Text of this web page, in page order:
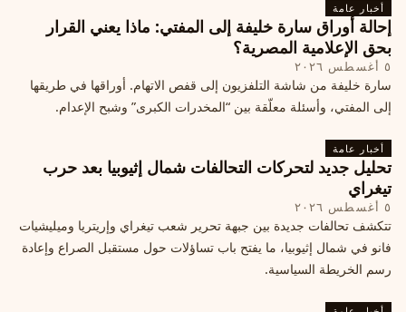
أخبار عامة
إحالة أوراق سارة خليفة إلى المفتي: ماذا يعني القرار
بحق الإعلامية المصرية؟
٥ أغسطس ٢٠٢٦
سارة خليفة من شاشة التلفزيون إلى قفص الاتهام. أوراقها في طريقها
إلى المفتي، وأسئلة معلّقة بين “المخدرات الكبرى” وشبح الإعدام.
أخبار عامة
تحليل جديد لتحركات التحالفات شمال إثيوبيا بعد حرب
تيغراي
٥ أغسطس ٢٠٢٦
تتكشف تحالفات جديدة بين جبهة تحرير شعب تيغراي وإريتريا وميليشيات
فانو في شمال إثيوبيا، ما يفتح باب تساؤلات حول مستقبل الصراع وإعادة
رسم الخريطة السياسية.